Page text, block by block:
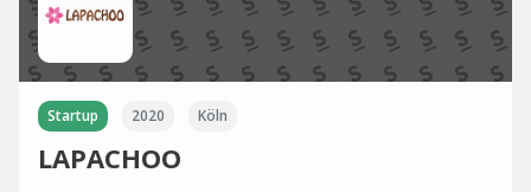
Startup 2020 Köln
LAPACHOO